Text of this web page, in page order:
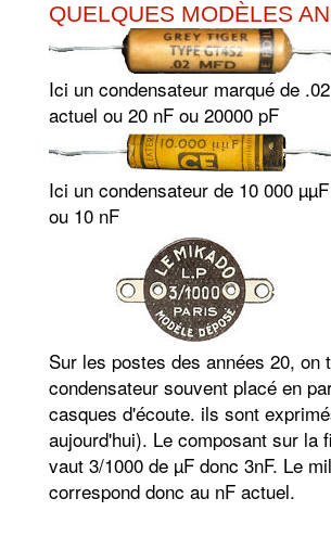
QUELQUES MODÈLES
Ici un condensateur marqué de
actuel ou 20 nF ou 20000 pF
Ici un condensateur de 10 000
ou 10 nF
Sur les postes des années 20, on
condensateur souvent placé en
casques d'écoute. ils sont
aujourd'hui). Le composant sur la
vaut 3/1000 de µF donc 3nF. Le
correspond donc au nF actuel.